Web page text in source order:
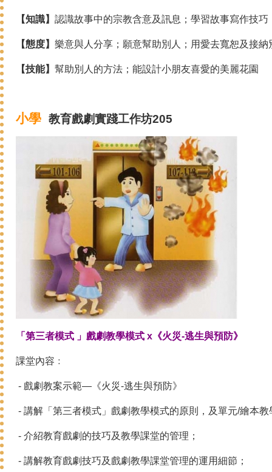
【知識】 認識故事中的宗教含意及訊息；學習故事寫作技巧
【態度】 樂意與人分享；願意幫助別人；用愛去寬恕及接納
【技能】 幫助別人的方法；能設計小朋友喜愛的美麗花園
小學 教育戲劇實踐工作坊205
「第三者模式 」戲劇教學模式 x《火災-逃生與預防》
課堂內容﹕
- 戲劇教案示範—《火災-逃生與預防》
- 講解「第三者模式」戲劇教學模式的原則，及單元/繪本
- 介紹教育戲劇的技巧及教學課堂的管理；
- 講解教育戲劇技巧及戲劇教學課堂管理的運用細節；